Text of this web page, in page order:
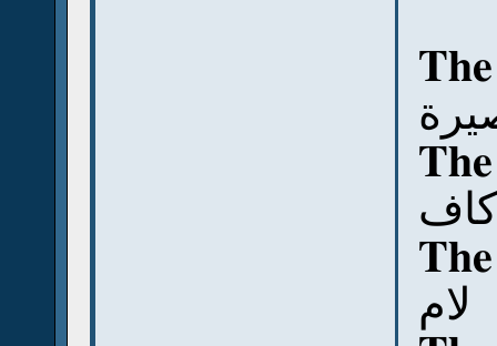
كاف
لام